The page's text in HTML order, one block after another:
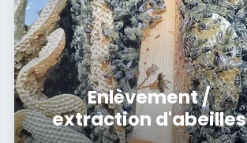
Enlèvement /
extraction d'abeilles